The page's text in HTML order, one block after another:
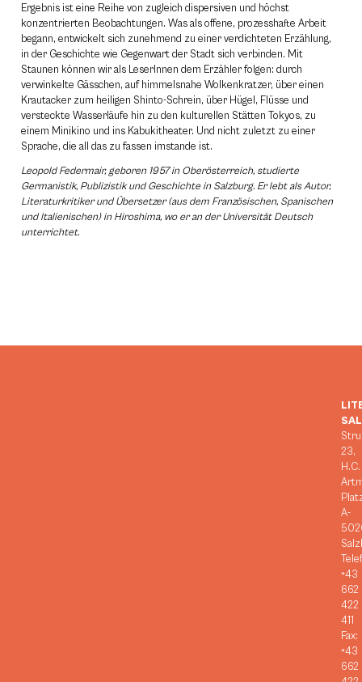
Ergebnis ist eine Reihe von zugleich dispersiven und höchst
konzentrierten Beobachtungen. Was als offene, prozesshafte Arbeit
begann, entwickelt sich zunehmend zu einer verdichteten Erzählung,
in der Geschichte wie Gegenwart der Stadt sich verbinden. Mit
Staunen können wir als LeserInnen dem Erzähler folgen: durch
verwinkelte Gässchen, auf himmelsnahe Wolkenkratzer, über einen
Krautacker zum heiligen Shinto-Schrein, über Hügel, Flüsse und
versteckte Wasserläufe hin zu den kulturellen Stätten Tokyos, zu
einem Minikino und ins Kabukitheater. Und nicht zuletzt zu einer
Sprache, die all das zu fassen imstande ist.
Leopold Federmair, geboren 1957 in Oberösterreich, studierte
Germanistik, Publizistik und Geschichte in Salzburg. Er lebt als Autor,
Literaturkritiker und Übersetzer (aus dem Französischen, Spanischen
und Italienischen) in Hiroshima, wo er an der Universität Deutsch
unterrichtet.
23,
H.C.
A-
+43
662
422
411
Fax:
+43
662